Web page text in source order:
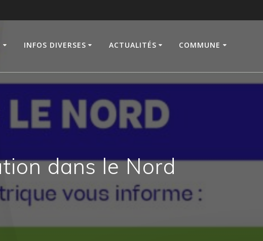
INFOS DIVERSES ACTUALITÉS COMMUNE
dans le Nord